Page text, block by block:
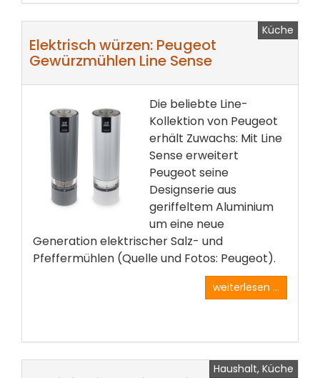
Küche
Elektrisch würzen: Peugeot
Gewürzmühlen Line Sense
Die beliebte Line-
Kollektion von Peugeot
erhält Zuwachs: Mit Line
Sense erweitert
Peugeot seine
Designserie aus
geriffeltem Aluminium
um eine neue
Generation elektrischer Salz- und
Pfeffermühlen (Quelle und Fotos: Peugeot).
weiterlesen ...
Haushalt, Küche